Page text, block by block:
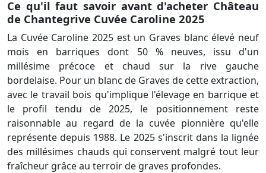
Ce qu'il faut savoir avant d'acheter Château
de Chantegrive Cuvée Caroline 2025
La Cuvée Caroline 2025 est un Graves blanc élevé neuf
mois en barriques dont 50 % neuves, issu d'un
millésime précoce et chaud sur la rive gauche
bordelaise. Pour un blanc de Graves de cette extraction,
avec le travail bois qu'implique l'élevage en barrique et
le profil tendu de 2025, le positionnement reste
raisonnable au regard de la cuvée pionnière qu'elle
représente depuis 1988. Le 2025 s'inscrit dans la lignée
des millésimes chauds qui conservent malgré tout leur
fraîcheur grâce au terroir de graves profondes.